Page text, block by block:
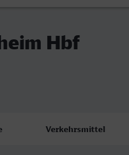
Hbf
Verkehrsmittel